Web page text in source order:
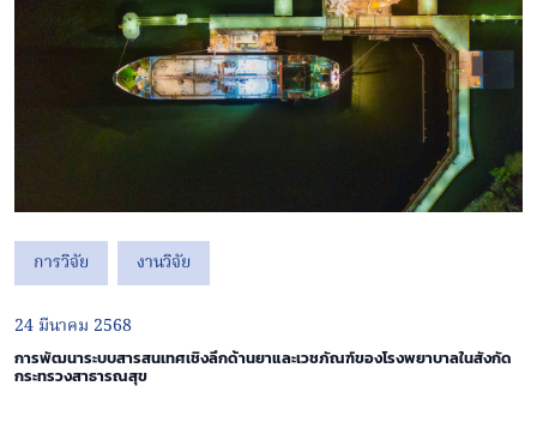
การวิจัย งานวิจัย
24 มีนาคม 2568
การพัฒนาระบบสารสนเทศเชิงลึกด้านยาและเวชภัณฑ์ของโรงพยาบาลในสังกัด
กระทรวงสาธารณสุข